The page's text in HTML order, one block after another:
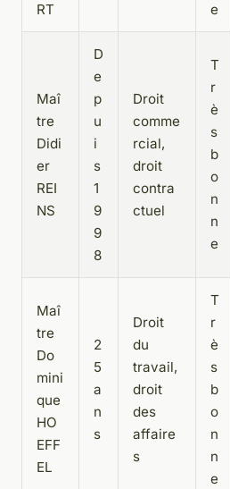
RT
e
Maî
tre
Didi
er
REI
NS
D
e
p
u
i
s
1
9
9
8
Droit
comme
rcial,
droit
contra
ctuel
T
r
è
s
b
o
n
n
e
Maî
tre
Do
mini
que
HO
EFF
EL
2
5
a
n
s
Droit
du
travail,
droit
des
affaire
s
T
r
è
s
b
o
n
n
e